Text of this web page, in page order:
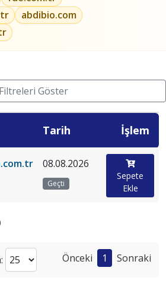
abdibio.com
Filtreleri Göster
Tarih İşlem
08.08.2026
Geçti
Sepete
Ekle
Önceki 1 Sonraki